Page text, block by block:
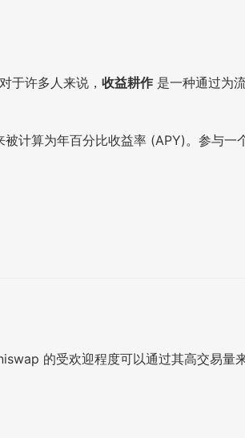
于许多人来说， 收益耕作 是一种通过为
计算为年百分比收益率 (APY)。参与一
的受欢迎程度可以通过其高交易量